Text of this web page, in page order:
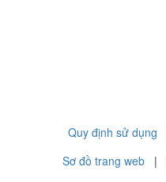
Quy định sử dụng
Sơ đồ trang web
|